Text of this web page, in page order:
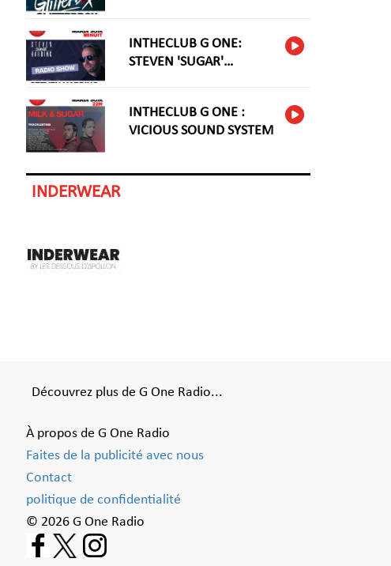
INTHECLUB G ONE:
STEVEN 'SUGAR'
INTHECLUB G ONE :
VICIOUS SOUND SYSTEM
INDERWEAR
Découvrez plus de G One Radio...
À propos de G One Radio
Faites de la publicité avec nous
Contact
politique de confidentialité
© 2026 G One Radio